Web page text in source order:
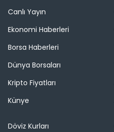
Canlı Yayın
Ekonomi Haberleri
Borsa Haberleri
Dünya Borsaları
Kripto Fiyatları
Künye
Döviz Kurları